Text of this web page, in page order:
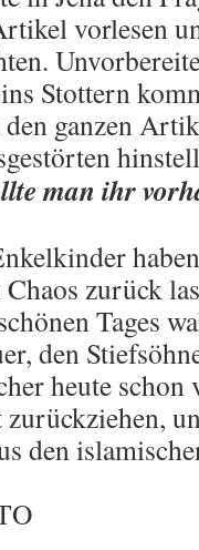
vorlesen
Stottern
ganzen
man ihr
zurück
Tages
den
heute
zurückziehen,
den